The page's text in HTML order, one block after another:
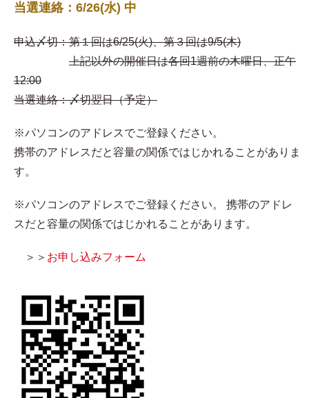
当選連絡：6/26(水) 中
申込〆切：第１回は6/25(火)、第３回は9/5(木)
上記以外の開催日は各回1週前の木曜日、正午
12:00
当選連絡：〆切翌日（予定）
※パソコンのアドレスでご登録ください。
携帯のアドレスだと容量の関係ではじかれることがありま
す。
※パソコンのアドレスでご登録ください。 携帯のアドレ
スだと容量の関係ではじかれることがあります。
＞＞ お申し込みフォーム